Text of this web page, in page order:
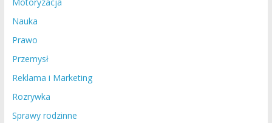
Motoryzacja
Nauka
Prawo
Przemysł
Reklama i Marketing
Rozrywka
Sprawy rodzinne